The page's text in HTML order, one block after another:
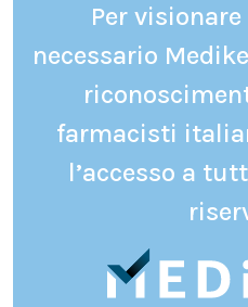
Per
necessario
farmacisti
l’accesso a